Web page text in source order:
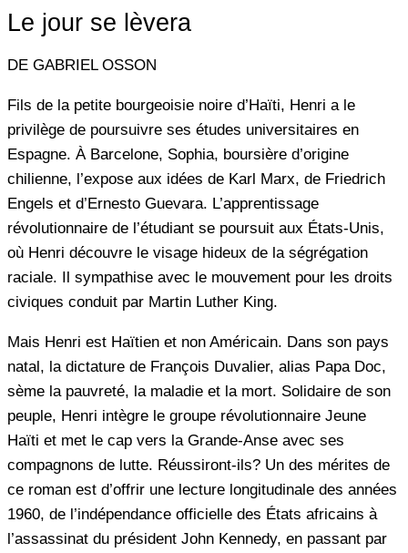
Le jour se lèvera
DE GABRIEL OSSON
Fils de la petite bourgeoisie noire d’Haïti, Henri a le
privilège de poursuivre ses études universitaires en
Espagne. À Barcelone, Sophia, boursière d’origine
chilienne, l’expose aux idées de Karl Marx, de Friedrich
Engels et d’Ernesto Guevara. L’apprentissage
révolutionnaire de l’étudiant se poursuit aux États-Unis,
où Henri découvre le visage hideux de la ségrégation
raciale. Il sympathise avec le mouvement pour les droits
civiques conduit par Martin Luther King.
Mais Henri est Haïtien et non Américain. Dans son pays
natal, la dictature de François Duvalier, alias Papa Doc,
sème la pauvreté, la maladie et la mort. Solidaire de son
peuple, Henri intègre le groupe révolutionnaire Jeune
Haïti et met le cap vers la Grande-Anse avec ses
compagnons de lutte. Réussiront-ils? Un des mérites de
ce roman est d’offrir une lecture longitudinale des années
1960, de l’indépendance officielle des États africains à
l’assassinat du président John Kennedy, en passant par